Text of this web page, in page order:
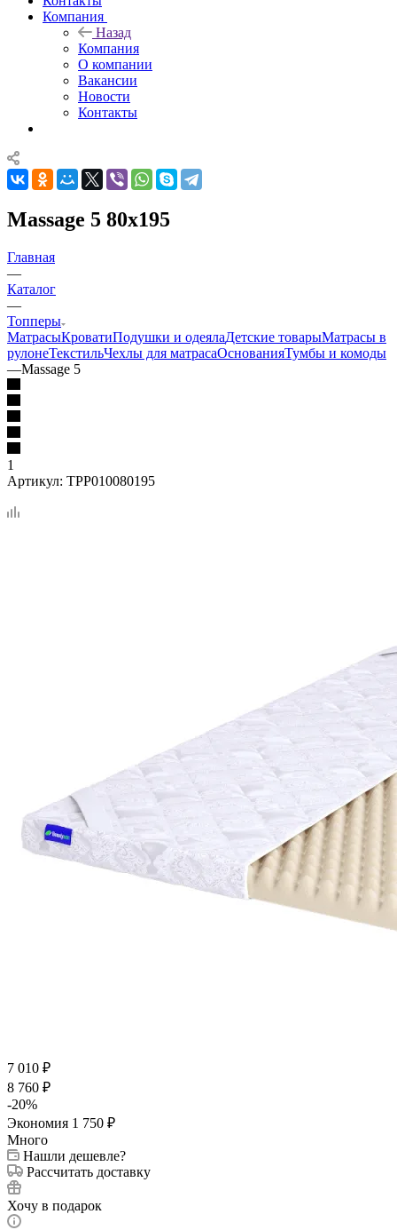
Компания
Назад
Компания
О компании
Вакансии
Новости
Контакты
Massage 5 80x195
Главная
—
Каталог
—
Топперы
МатрасыКроватиПодушки и одеялаДетские товарыМатрасы в
рулонеТекстильЧехлы для матрасаОснованияТумбы и комоды
—Massage 5
1
Артикул: TPP010080195
7 010 ₽
8 760 ₽
-20%
Экономия 1 750 ₽
Много
Нашли дешевле?
Рассчитать доставку
Хочу в подарок